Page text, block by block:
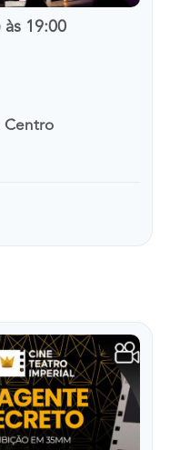
às 19:00
Centro